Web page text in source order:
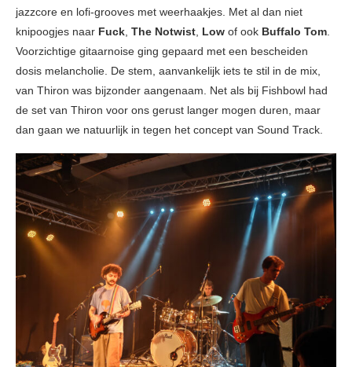
jazzcore en lofi-grooves met weerhaakjes. Met al dan niet
knipoogjes naar Fuck The Notwist Low of ook Buffalo Tom
Voorzichtige gitaarnoise ging gepaard met een bescheiden
dosis melancholie. De stem, aanvankelijk iets te stil in de mix,
van Thiron was bijzonder aangenaam. Net als bij Fishbowl had
de set van Thiron voor ons gerust langer mogen duren, maar
dan gaan we natuurlijk in tegen het concept van Sound Track.